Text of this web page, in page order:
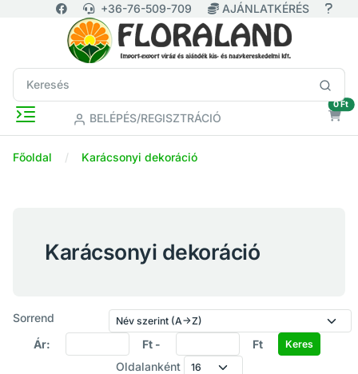
+36-76-509-709 AJÁNLATKÉRÉS
BELÉPÉS/REGISZTRÁCIÓ
0 Ft
Főoldal Karácsonyi dekoráció
Karácsonyi dekoráció
Sorrend
Ár:
Ft -
Ft
Oldalanként